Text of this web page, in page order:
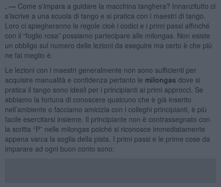
. — Come s’impara a guidare la macchina tanghera? Innanzitutto ci
s’iscrive a una scuola di tango e si pratica con i maestri di tango.
Loro ci spiegheranno le regole cioè i codici e i primi passi affinché
con il “foglio rosa” possiamo partecipare alle milongas. Non esiste
un obbligo sul numero delle lezioni da eseguire ma certo è che più
ne fai meglio è.
Le lezioni con i maestri generalmente non sono sufficienti per
acquisire manualità e confidenza pertanto le milongas dove si
pratica il tango sono ideali per i principianti ai primi approcci. Se
abbiamo la fortuna di conoscere qualcuno che è già inserito
nell’ambiente o facciamo amicizia con i colleghi principianti, è più
facile esercitarsi insieme. Il principiante non è contrassegnato con
la scritta “P” nelle milongas poiché si riconosce immediatamente
appena varca la soglia della pista. I primi passi e le prime cose da
imparare ad ogni buon conto sono: